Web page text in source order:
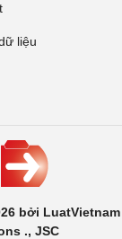
liệu
bởi
., JSC